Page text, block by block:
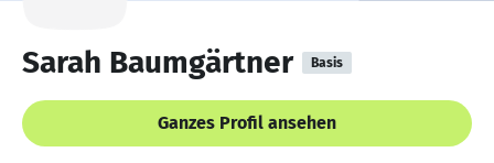
Sarah Baumgärtner Basis
Ganzes Profil ansehen